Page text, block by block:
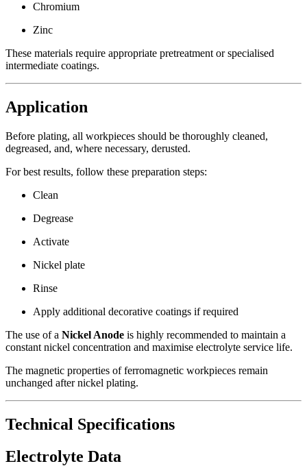
Chromium
Zinc
These materials require appropriate pretreatment or specialised
intermediate coatings.
Application
Before plating, all workpieces should be thoroughly cleaned,
degreased, and, where necessary, derusted.
For best results, follow these preparation steps:
Clean
Degrease
Activate
Nickel plate
Rinse
Apply additional decorative coatings if required
The use of a Nickel Anode is highly recommended to maintain a
constant nickel concentration and maximise electrolyte service life.
The magnetic properties of ferromagnetic workpieces remain
unchanged after nickel plating.
Technical Specifications
Electrolyte Data